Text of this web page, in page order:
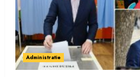
Administratie